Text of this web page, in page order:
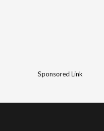
Sponsored Link